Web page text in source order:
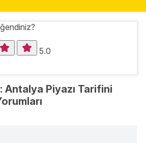
5.0
Antalya Piyazı Tarifini